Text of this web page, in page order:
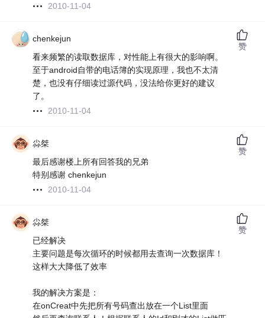
2010-11-04
chenkejun
看来频繁的读取数据库，对性能上有很大的影响啊。
至于android自带的电话簿的实现原理，我也不太清
楚，也没有仔细读过源代码，没法给你更好的建议
了。
2010-11-04
赞
尛桀
最后感谢楼上所有回答我的兄弟
特别感谢 chenkejun
2010-11-04
赞
尛桀
已经解决
主要问题是每次循环的时候都用去查询一次数据库！
这样大大降低了效率
我的解决方案是：
在onCreat中先把所有号码查出放在一个List里面
赞